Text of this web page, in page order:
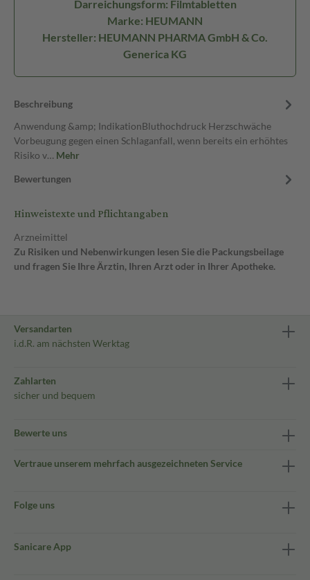
Darreichungsform: Filmtabletten
Marke: HEUMANN
Hersteller: HEUMANN PHARMA GmbH & Co.
Generica KG
Beschreibung
Anwendung &amp; IndikationBluthochdruck Herzschwäche
Vorbeugung gegen einen Schlaganfall, wenn bereits ein erhöhtes
Risiko v… Mehr
Bewertungen
Hinweistexte und Pflichtangaben
Arzneimittel
Zu Risiken und Nebenwirkungen lesen Sie die Packungsbeilage
und fragen Sie Ihre Ärztin, Ihren Arzt oder in Ihrer Apotheke.
Versandarten
i.d.R. am nächsten Werktag
Zahlarten
sicher und bequem
Bewerte uns
Vertraue unserem mehrfach ausgezeichneten Service
Folge uns
Sanicare App